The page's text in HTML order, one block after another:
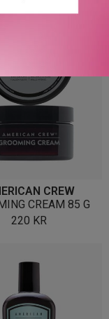
CREW
CREAM 85 G
220 KR